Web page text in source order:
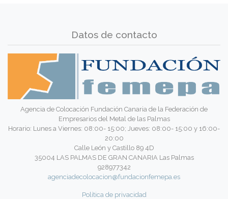
Datos de contacto
Agencia de Colocación Fundación Canaria de la Federación de
Empresarios del Metal de las Palmas
Horario: Lunes a Viernes: 08:00- 15:00; Jueves: 08:00- 15:00 y 16:00-
20:00
Calle León y Castillo 89 4D
35004 LAS PALMAS DE GRAN CANARIA Las Palmas
928977342
agenciadecolocacion@fundacionfemepa.es
Política de privacidad